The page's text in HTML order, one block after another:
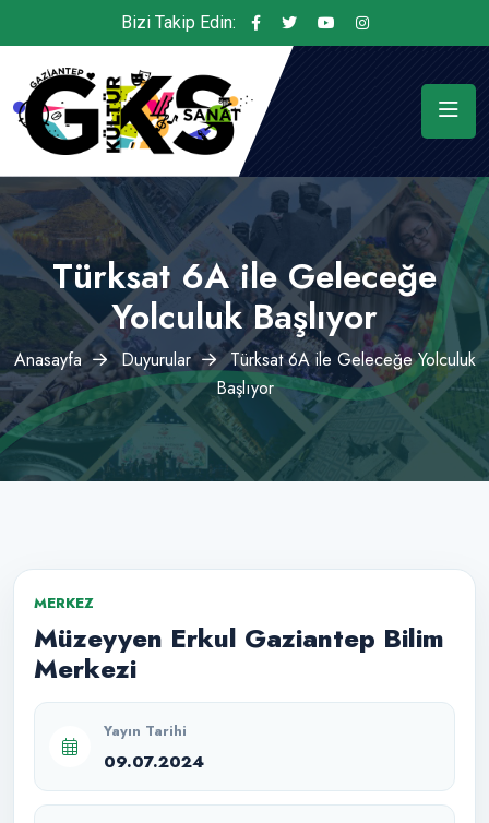
Bizi Takip Edin:
Türksat 6A ile Geleceğe
Yolculuk Başlıyor
Anasayfa Duyurular
Türksat 6A ile Geleceğe Yolculuk
Başlıyor
MERKEZ
Müzeyyen Erkul Gaziantep Bilim
Merkezi
Yayın Tarihi
09.07.2024